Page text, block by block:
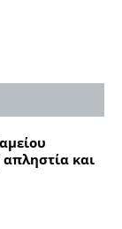
και